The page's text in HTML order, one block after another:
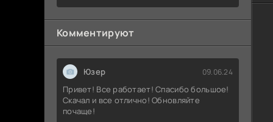
Комментируют
Юзер 09.06.24
Привет! Все работает! Спасибо большое!
Скачал и все отлично! Обновляйте
почаще!